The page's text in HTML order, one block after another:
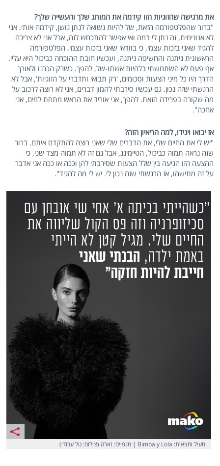
את מרגישה שהזוגיות הזו קידמה את המותג שלך והעשייה שלך?
"ברור שהפלטפורמה הזאת, של להיות נשואה לנתן גושן, קידמה אותי. אני
לא אנונימית, זה נתן לי במה ואי אפשר להתכחש לזה, אבל אני לא צריכה
להגיד שאני בזכות עצמי, כי בוודאי שאני בזכות עצמי. הפלטפורמה
הראשונית ניתנה והחשיפה ניתנה, ועכשיו חובת ההוכחה כביכול היא עליי.
אף פעם לא השתמשתי בלהיות אשתו-של, להפך. כשרק הכרנו ולאורך
הדרך היו כל מיני הצעות וסכומים, 'רק תבואי ותדברי על הזוגיות', אבל לא
הרגשתי שזה נכון. גם עכשיו סירבתי להמון דברים, אני לא רוצה לרכוב על
מה שקורה בפרידה הזאת. להפך, אני אוריד את הראש מתחת למים, אני
אחכה".
אז יבואו ויגידו, למה הריאיון הזה?
"יש לי את החיים שלי, את הדברים שלי שאני רוצה להתקדם איתם. ברור
שזה נראה תמוה כביכול, הטיימינג, אבל גם זה לא תמוה מצד שני, כי
ההצעה הזו הגיעה בין שלל הצעות שסירבתי להן וככה או ככה אני אדבר
על זה מתישהו, אז הרגשתי שזה נכון לי. יש לי מה להגיד".
מעיל וחצאית: Bimba y Lola | מגפיים: זארה (צילום: טל עבודי)